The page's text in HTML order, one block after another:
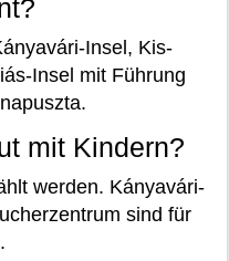
Insel, Kis-
Insel mit Führung
mit Kindern?
werden. Kányavári-
sind für